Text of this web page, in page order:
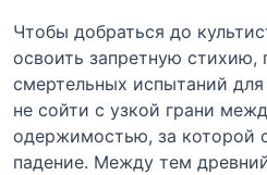
Чтобы добраться до
освоить запретную стихию,
смертельных испытаний
не сойти с узкой грани
одержимостью, за которой
падение. Между тем